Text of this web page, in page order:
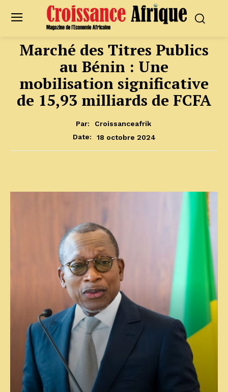
Marché des Titres Publics
au Bénin : Une
mobilisation significative
de 15,93 milliards de FCFA
Par:
Croissanceafrik
Date:
18 octobre 2024